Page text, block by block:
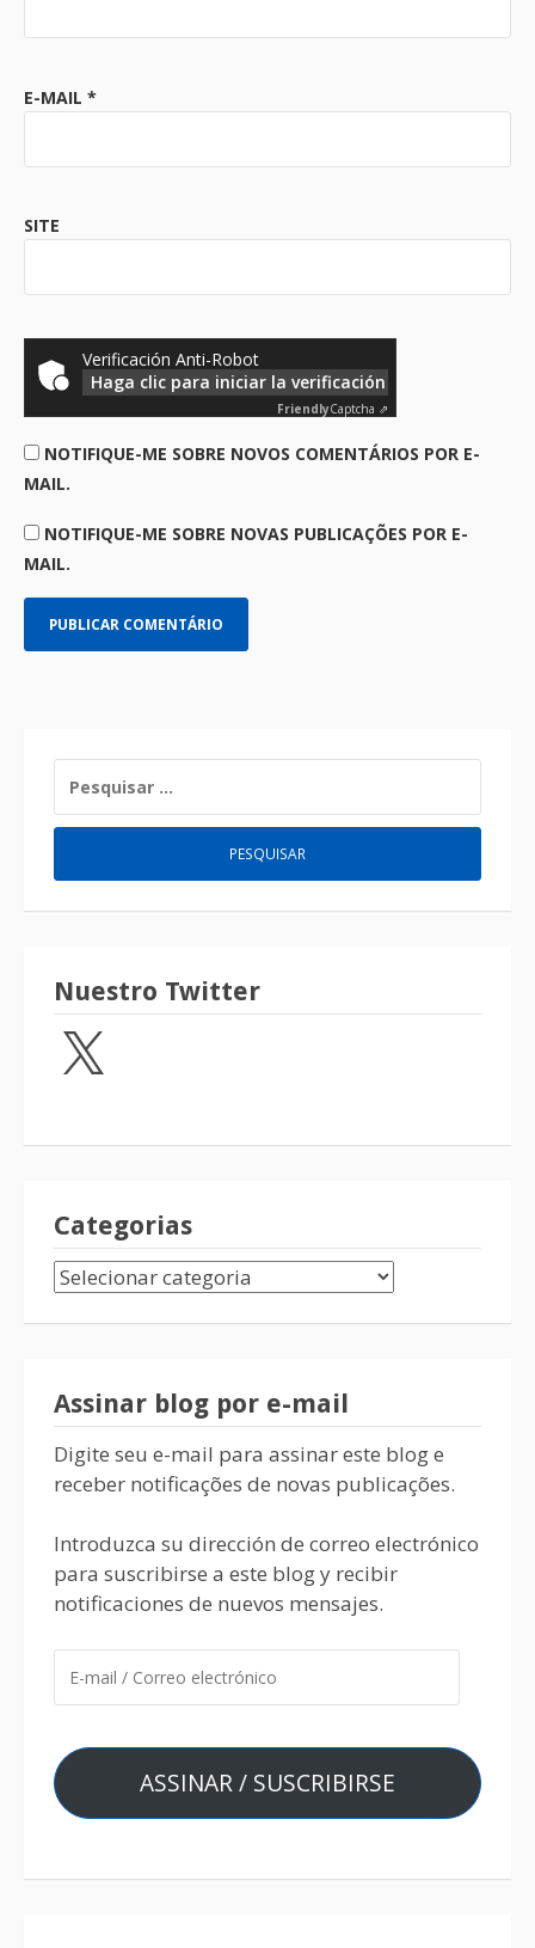
E-MAIL *
SITE
Verificación Anti-Robot
Haga clic para iniciar la verificación
FriendlyCaptcha ⇗
NOTIFIQUE-ME SOBRE NOVOS COMENTÁRIOS POR E-
MAIL.
NOTIFIQUE-ME SOBRE NOVAS PUBLICAÇÕES POR E-
MAIL.
Nuestro Twitter
Categorias
Assinar blog por e-mail
Digite seu e-mail para assinar este blog e
receber notificações de novas publicações.
Introduzca su dirección de correo electrónico
para suscribirse a este blog y recibir
notificaciones de nuevos mensajes.
ASSINAR / SUSCRIBIRSE